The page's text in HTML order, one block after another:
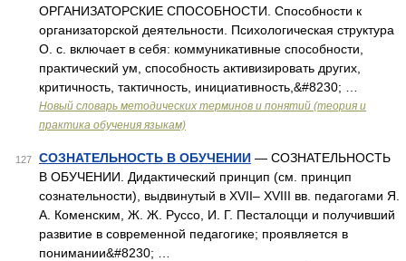
ОРГАНИЗАТОРСКИЕ СПОСОБНОСТИ. Способности к
организаторской деятельности. Психологическая структура
О. с. включает в себя: коммуникативные способности,
практический ум, способность активизировать других,
критичность, тактичность, инициативность,&#8230; …
Новый словарь методических терминов и понятий (теория и
практика обучения языкам)
127 СОЗНАТЕЛЬНОСТЬ В ОБУЧЕНИИ — СОЗНАТЕЛЬНОСТЬ
В ОБУЧЕНИИ. Дидактический принцип (см. принцип
сознательности), выдвинутый в XVII– XVIII вв. педагогами Я.
А. Коменским, Ж. Ж. Руссо, И. Г. Песталоцци и получивший
развитие в современной педагогике; проявляется в
понимании&#8230; …